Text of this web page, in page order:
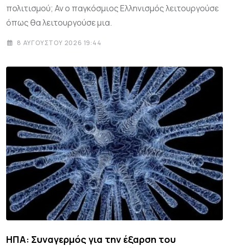
πολιτισμού; Αν ο παγκόσμιος Ελληνισμός λειτουργούσε
όπως θα λειτουργούσε μια.
8 ΑΥΓΟΎΣΤΟΥ 2026 19:44
ΗΠΑ: Συναγερμός για την έξαρση του